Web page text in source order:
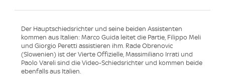
Der Hauptschiedsrichter und seine beiden Assistenten
kommen aus Italien: Marco Guida leitet die Partie, Filippo Meli
und Giorgio Peretti assistieren ihm. Rade Obrenovic
(Slowenien) ist der Vierte Offizielle, Massimiliano Irrati und
Paolo Vareli sind die Video-Schiedsrichter und kommen beide
ebenfalls aus Italien.